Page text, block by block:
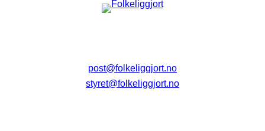
post@folkeliggjort.no
styret@folkeliggjort.no